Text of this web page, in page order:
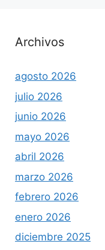
Archivos
agosto 2026
julio 2026
junio 2026
mayo 2026
abril 2026
marzo 2026
febrero 2026
enero 2026
diciembre 2025